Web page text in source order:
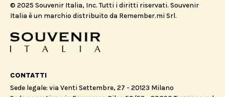
© 2025 Souvenir Italia, Inc. Tutti i diritti riservati. Souvenir
Italia è un marchio distribuito da Remember.mi Srl.
CONTATTI
Sede legale: via Venti Settembre, 27 - 20123 Milano